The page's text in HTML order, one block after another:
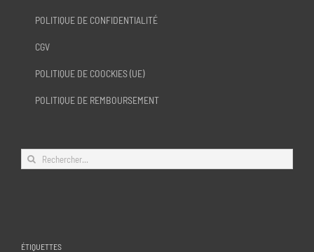
POLITIQUE DE CONFIDENTIALITÉ
CGV
POLITIQUE DE COOCKIES (UE)
POLITIQUE DE REMBOURSEMENT
Rechercher:
ÉTIQUETTES